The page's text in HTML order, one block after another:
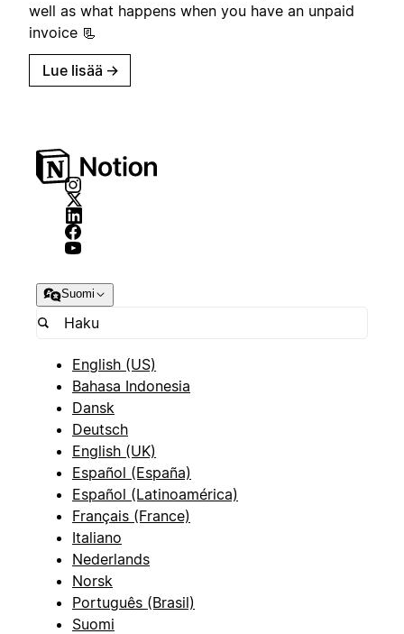
well as what happens when you have an unpaid
invoice 📃
Lue lisää →
Suomi
English (US)
Bahasa Indonesia
Dansk
Deutsch
English (UK)
Español (España)
Español (Latinoamérica)
Français (France)
Italiano
Nederlands
Norsk
Português (Brasil)
Suomi